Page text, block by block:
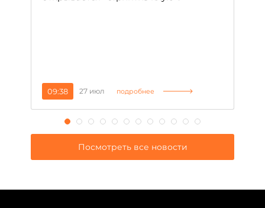
09:38 27 июл подробнее
Посмотреть все новости